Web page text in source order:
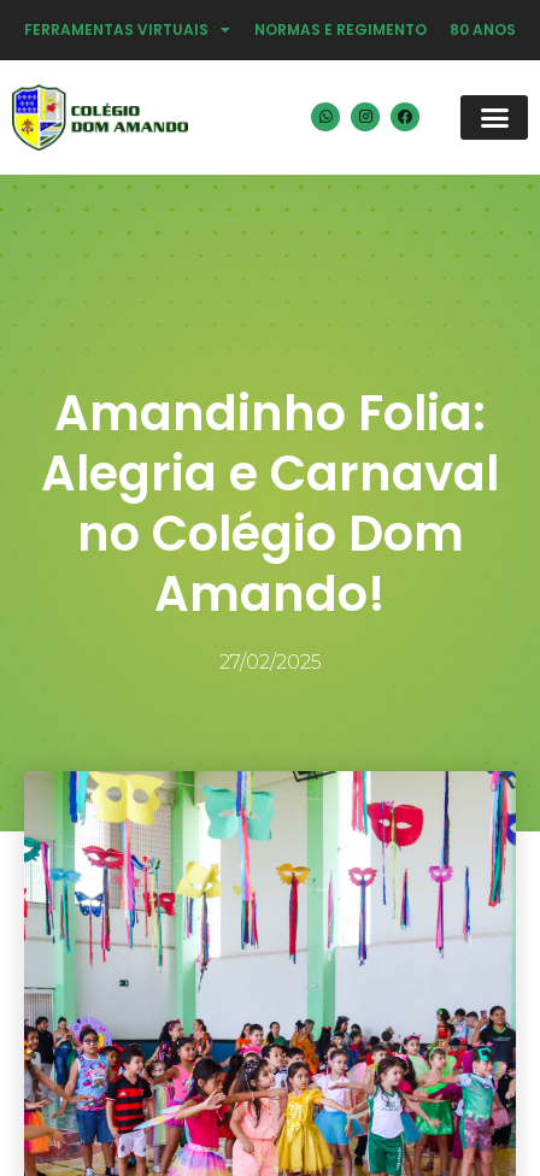
FERRAMENTAS VIRTUAIS NORMAS E REGIMENTO 80 ANOS
Amandinho Folia:
Alegria e Carnaval
no Colégio Dom
Amando!
27/02/2025